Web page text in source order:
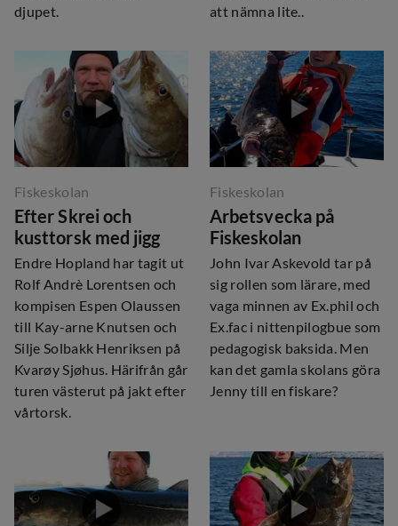
djupet.
att nämna lite..
Fiskeskolan
Efter Skrei och
kusttorsk med jigg
Endre Hopland har tagit ut
Rolf Andrè Lorentsen och
kompisen Espen Olaussen
till Kay-arne Knutsen och
Silje Solbakk Henriksen på
Kvarøy Sjøhus. Härifrån går
turen västerut på jakt efter
vårtorsk.
Fiskeskolan
Arbetsvecka på
Fiskeskolan
John Ivar Askevold tar på
sig rollen som lärare, med
vaga minnen av Ex.phil och
Ex.fac i nittenpilogbue som
pedagogisk baksida. Men
kan det gamla skolans göra
Jenny till en fiskare?